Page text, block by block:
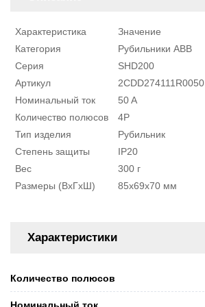
Характеристика
Значение
Категория
Рубильники ABB
Серия
SHD200
Артикул
2CDD274111R0050
Номинальный ток
50 A
Количество полюсов
4P
Тип изделия
Рубильник
Степень защиты
IP20
Вес
300 г
Размеры (ВxГxШ)
85x69x70 мм
Характеристики
Количество полюсов
Номинальный ток